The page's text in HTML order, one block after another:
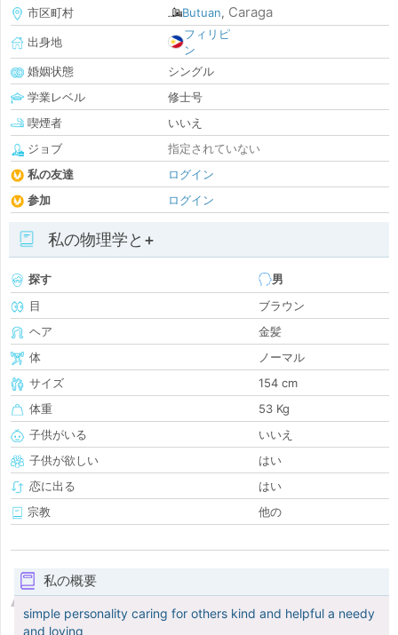
市区町村
Butuan, Caraga
出身地
フィリピ
ン
婚姻状態
シングル
学業レベル
修士号
喫煙者
いいえ
ジョブ
指定されていない
私の友達
ログイン
参加
ログイン
私の物理学と+
探す
男
目
ブラウン
ヘア
金髪
体
ノーマル
サイズ
154 cm
体重
53 Kg
子供がいる
いいえ
子供が欲しい
はい
恋に出る
はい
宗教
他の
私の概要
simple personality caring for others kind and helpful a needy
and loving